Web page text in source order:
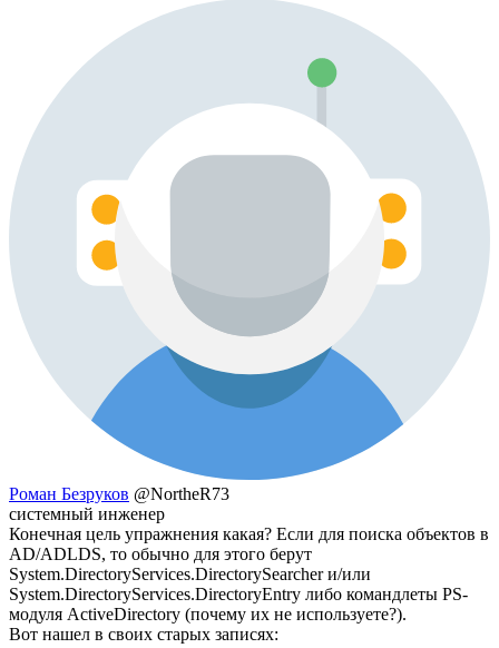
Роман Безруков @NortheR73
системный инженер
Конечная цель упражнения какая? Если для поиска объектов в
AD/ADLDS, то обычно для этого берут
System.DirectoryServices.DirectorySearcher и/или
System.DirectoryServices.DirectoryEntry либо командлеты PS-
модуля ActiveDirectory (почему их не используете?).
Вот нашел в своих старых записях: